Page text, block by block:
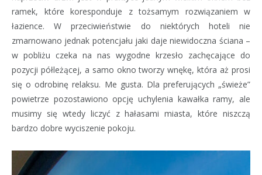
ramek, które koresponduje z tożsamym rozwiązaniem w
łazience. W przeciwieństwie do niektórych hoteli nie
zmarnowano jednak potencjału jaki daje niewidoczna ściana –
w pobliżu czeka na nas wygodne krzesło zachęcające do
pozycji półleżącej, a samo okno tworzy wnękę, która aż prosi
się o odrobinę relaksu. Me gusta. Dla preferujących „świeże”
powietrze pozostawiono opcję uchylenia kawałka ramy, ale
musimy się wtedy liczyć z hałasami miasta, które niszczą
bardzo dobre wyciszenie pokoju.